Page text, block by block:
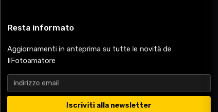
Resta informato
Aggiornamenti in anteprima su tutte le novità de
IlFotoamatore
Iscriviti alla newsletter